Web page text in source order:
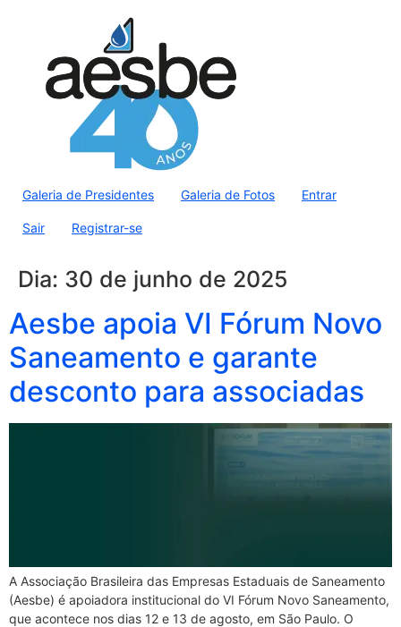
Galeria de Presidentes Galeria de Fotos Entrar
Sair Registrar-se
Dia: 30 de junho de 2025
Aesbe apoia VI Fórum Novo
Saneamento e garante
desconto para associadas
A Associação Brasileira das Empresas Estaduais de Saneamento
(Aesbe) é apoiadora institucional do VI Fórum Novo Saneamento,
que acontece nos dias 12 e 13 de agosto, em São Paulo. O